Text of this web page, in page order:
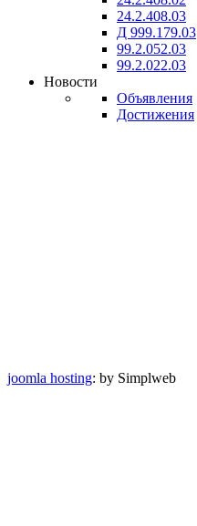
24.2.408.03
Д 999.179.03
99.2.052.03
99.2.022.03
Новости
Объявления
Достижения
joomla hosting: by Simplweb